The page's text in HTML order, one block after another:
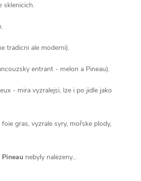
sklenicich.
tradicni ale moderni).
entrant - melon a Pineau).
- mira vyzralejsi, lze i po jidle jako
gras, vyzrale syry, mořske plody,
Pineau nebyly nalezeny...